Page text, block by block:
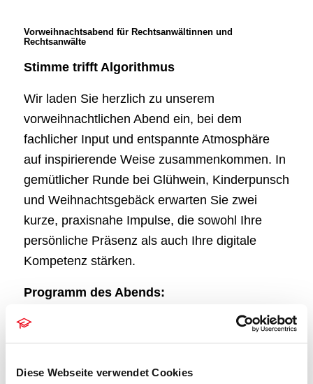
Diese Webseite verwendet Cookies
Vorweihnachtsabend für Rechtsanwältinnen und
Rechtsanwälte
Stimme trifft Algorithmus
Wir laden Sie herzlich zu unserem
vorweihnachtlichen Abend ein, bei dem
fachlicher Input und entspannte Atmosphäre
auf inspirierende Weise zusammenkommen. In
gemütlicher Runde bei Glühwein, Kinderpunsch
und Weihnachtsgebäck erwarten Sie zwei
kurze, praxisnahe Impulse, die sowohl Ihre
persönliche Präsenz als auch Ihre digitale
Kompetenz stärken.
Programm des Abends:
„Die Stimme – das Erfolgstool
für Rechtsanwältinnen und Rechtsanwälte“
Ausdruckskraft Ihre Wirkung in Verhandlungen,